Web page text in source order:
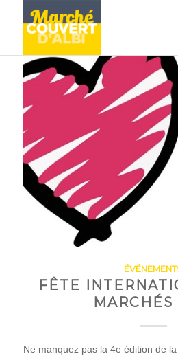
FÊTE
MARCHÉS
Ne manquez pas la 4e édition de